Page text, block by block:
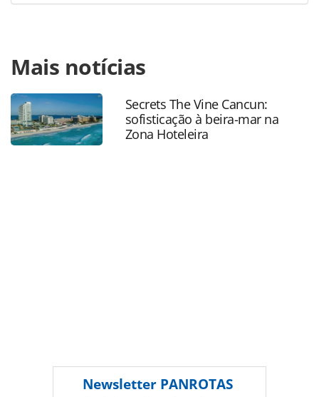
https://www.panrotas.com.br/mercado/operadoras/2022/
edificio-do-mundo-e-atracao-do-dia-no-famtrip-da-
orinter_190710.html ou as ferramentas oferecidas na
página. Todo o conteúdo produzido pela PANROTAS
Editora é protegido pela legislação brasileira sobre direito
autoral. Não reproduza o conteúdo sem autorização da
Mais notícias
Secrets The Vine Cancun:
sofisticação à beira-mar na
Zona Hoteleira
Newsletter PANROTAS